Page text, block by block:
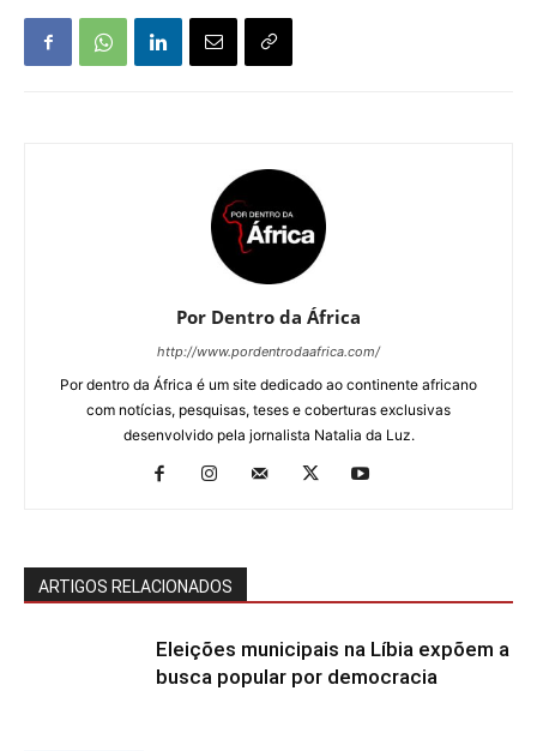
Por Dentro da África
http://www.pordentrodaafrica.com/
Por dentro da África é um site dedicado ao continente africano
com notícias, pesquisas, teses e coberturas exclusivas
desenvolvido pela jornalista Natalia da Luz.
ARTIGOS RELACIONADOS
Eleições municipais na Líbia expõem a
busca popular por democracia